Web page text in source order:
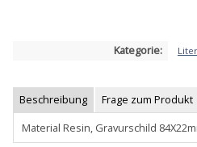
Kategorie:
Beschreibung
Frage zum Produkt
Material Resin, Gravurschild